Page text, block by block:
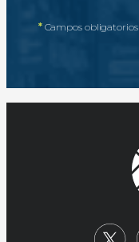
*Campos obligatorios